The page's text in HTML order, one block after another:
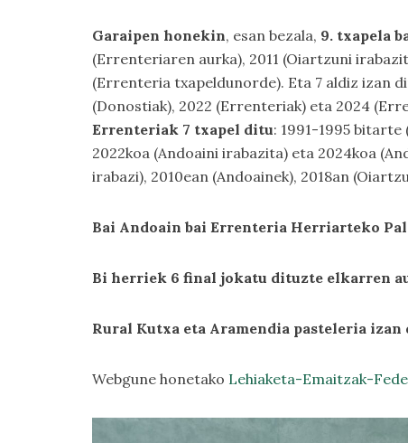
Garaipen honekin, esan bezala, 9. txapela
(Errenteriaren aurka), 2011 (Oiartzuni
(Errenteria txapeldunorde). Eta 7 aldiz izan
(Donostiak), 2022 (Errenteriak) eta 2024
Errenteriak 7 txapel ditu: 1991-1995
2022koa (Andoaini irabazita) eta 2024koa
irabazi), 2010ean (Andoainek), 2018an
Bai Andoain bai Errenteria Herriarteko
Bi herriek 6 final jokatu dituzte elkarren
Rural Kutxa eta Aramendia pasteleria
Webgune honetako Lehiaketa-Emaitzak-